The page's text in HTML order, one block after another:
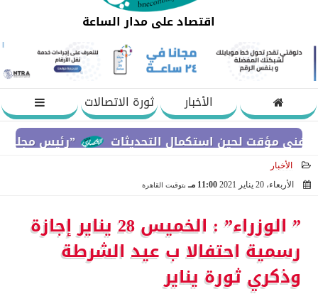
اقتصاد على مدار الساعة
الأخبار
ثورة الاتصالات
”رئيس مجلس
الأخبار
الأربعاء، 20 يناير 2021
11:00 مـ بتوقيت القاهرة
” الوزراء” : الخميس 28 يناير إجازة
رسمية احتفالا ب عيد الشرطة
وذكري ثورة يناير